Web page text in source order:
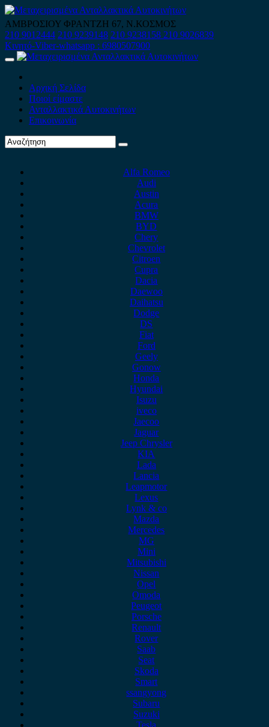
Skip
to
content
ΑΜΒΡΟΣΙΟΥ ΦΡΑΝΤΖΗ 67, Ν.ΚΟΣΜΟΣ
210 9012444 210 9239148 210 9238158 210 9026839
Κινητό-Viber-whatsapp : 6980507900
Primary
Αρχική Σελίδα
Ποιοί είμαστε
Ανταλλακτικά Αυτοκινήτων
Επικοινωνία
Alfa Romeo
Audi
Austin
Acura
BMW
BYD
Chery
Chevrolet
Citroen
Cupra
Dacia
Daewoo
Daihatsu
Dodge
DS
Fiat
Ford
Geely
Gonow
Honda
Hyundai
Isuzu
iveco
Jaecoo
Jaguar
Jeep Chrysler
KIA
Lada
Lancia
Leapmotor
Lexus
Lynk & co
Mazda
Mercedes
MG
Mini
Mitsubishi
Nissan
Opel
Omoda
Peugeot
Porsche
Renault
Rover
Saab
Seat
Skoda
Smart
ssangyong
Subaru
Suzuki
Tesla